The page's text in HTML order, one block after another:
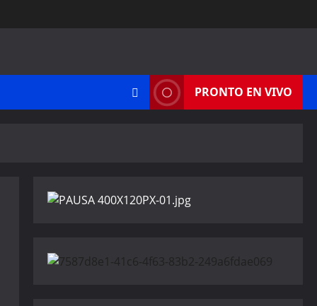
PRONTO EN VIVO